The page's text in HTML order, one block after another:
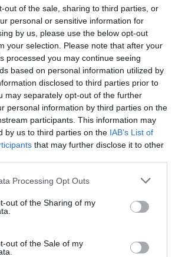
out of the sale, sharing to third parties, or
personal or sensitive information for
by us, please use the below opt-out
your selection. Please note that after your
processed you may continue seeing
based on personal information utilized by
disclosed to third parties prior to
may separately opt-out of the further
personal information by third parties on the
participants. This information may
by us to third parties on the IAB’s List of
that may further disclose it to other
Processing Opt Outs
out of the Sharing of my
out of the Sale of my
från
i Grythyttan. På denna sida
av tusentals olika recept för alla
som hemmakockar. Alla recept
skrivit och fotat så att du ska
med bästa resultat hemma. Läs mer